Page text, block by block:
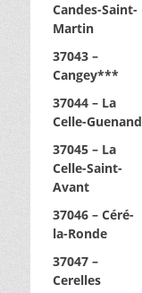
Candes-Saint-
Martin
37043 –
Cangey***
37044 – La
Celle-Guenand
37045 – La
Celle-Saint-
Avant
37046 – Céré-
la-Ronde
37047 –
Cerelles